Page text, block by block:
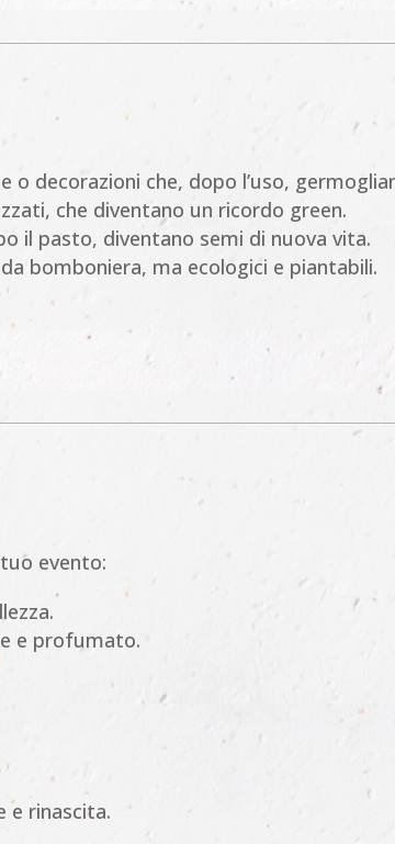
o decorazioni che, dopo l’uso,
che diventano un ricordo green.
il pasto, diventano semi di nuova vita.
bomboniera, ma ecologici e piantabili.
evento:
e profumato.
e rinascita.